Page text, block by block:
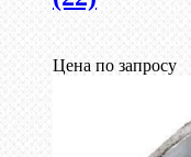
Цена по запросу